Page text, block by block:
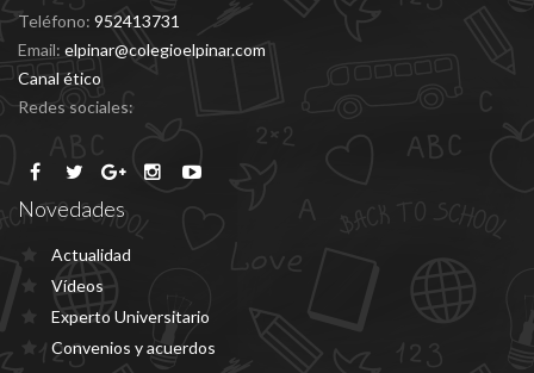
Teléfono: 952413731
Email: elpinar@colegioelpinar.com
Canal ético
Redes sociales:
Novedades
Actualidad
Vídeos
Experto Universitario
Convenios y acuerdos